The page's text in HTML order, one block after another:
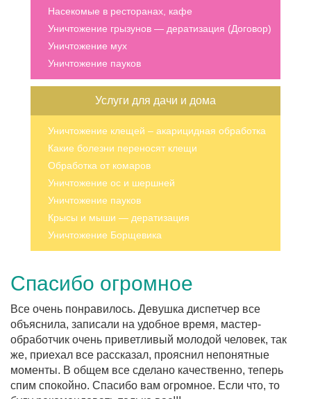
Насекомые в ресторанах, кафе
Уничтожение грызунов — дератизация (Договор)
Уничтожение мух
Уничтожение пауков
Услуги для дачи и дома
Уничтожение клещей – акарицидная обработка
Какие болезни переносят клещи
Обработка от комаров
Уничтожение ос и шершней
Уничтожение пауков
Крысы и мыши — дератизация
Уничтожение Борщевика
Спасибо огромное
Все очень понравилось. Девушка диспетчер все
объяснила, записали на удобное время, мастер-
обработчик очень приветливый молодой человек, так
же, приехал все рассказал, прояснил непонятные
моменты. В общем все сделано качественно, теперь
спим спокойно. Спасибо вам огромное. Если что, то